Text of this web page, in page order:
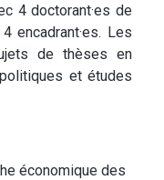
4 doctorant·es de
encadrant·es. Les
de thèses en
et études
économique des